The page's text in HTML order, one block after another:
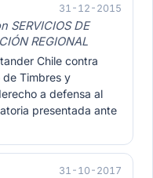
31-12-2015
SERVICIOS DE
REGIONAL
Chile contra
Timbres y
a defensa al
presentada ante
31-10-2017